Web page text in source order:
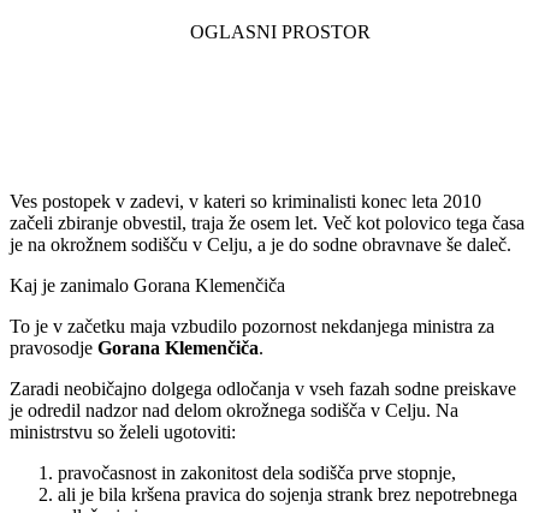
Ves postopek v zadevi, v kateri so kriminalisti konec leta 2010
začeli zbiranje obvestil, traja že osem let. Več kot polovico tega časa
je na okrožnem sodišču v Celju, a je do sodne obravnave še daleč.
Kaj je zanimalo Gorana Klemenčiča
To je v začetku maja vzbudilo pozornost nekdanjega ministra za
pravosodje Gorana Klemenčiča.
Zaradi neobičajno dolgega odločanja v vseh fazah sodne preiskave
je odredil nadzor nad delom okrožnega sodišča v Celju. Na
ministrstvu so želeli ugotoviti:
pravočasnost in zakonitost dela sodišča prve stopnje,
ali je bila kršena pravica do sojenja strank brez nepotrebnega